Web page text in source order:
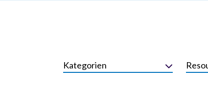
Kategorien